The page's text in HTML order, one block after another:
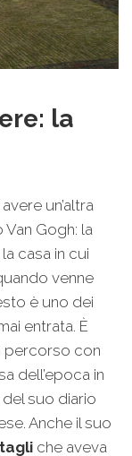
la
un’altra
Gogh: la
casa in cui
venne
è uno dei
entrata. È
percorso con
dell’epoca in
suo diario
Anche il suo
che aveva